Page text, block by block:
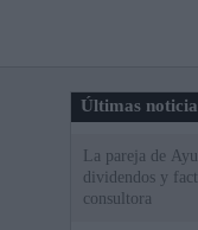
Últimas
La pareja de
dividendos y
consultora